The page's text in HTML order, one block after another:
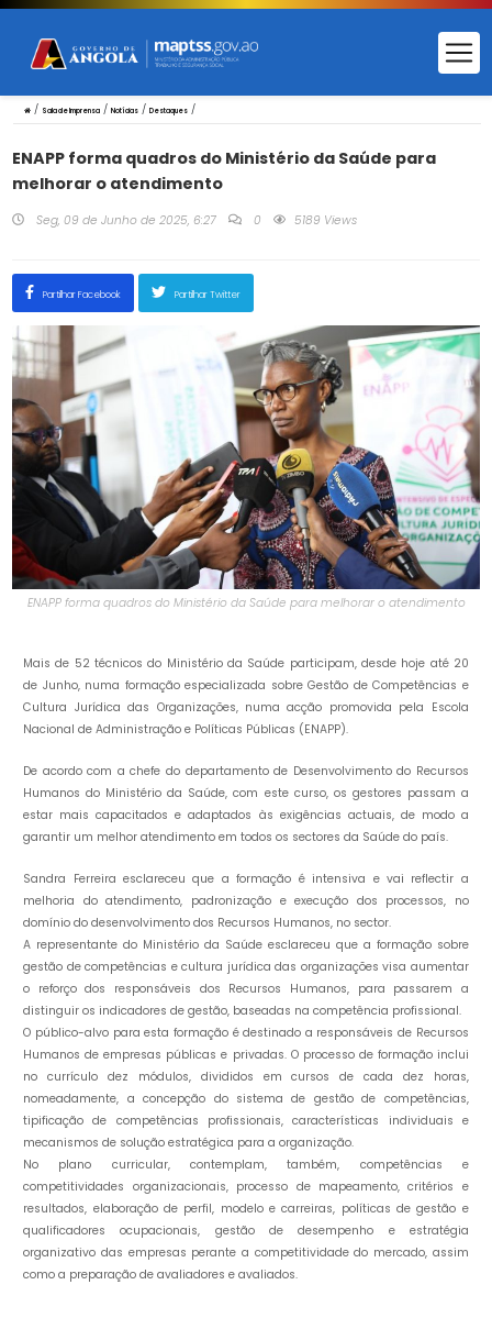
/ Sala de Imprensa/ Notícias/ Destaques/
ENAPP forma quadros do Ministério da Saúde para
melhorar o atendimento
Seg, 09 de Junho de 2025, 6:27 0 5189 Views
Partilhar Facebook Partilhar Twitter
ENAPP forma quadros do Ministério da Saúde para melhorar o atendimento
Mais de 52 técnicos do Ministério da Saúde participam, desde hoje até 20
de Junho, numa formação especializada sobre Gestão de Competências e
Cultura Jurídica das Organizações, numa acção promovida pela Escola
Nacional de Administração e Políticas Públicas (ENAPP).
De acordo com a chefe do departamento de Desenvolvimento do Recursos
Humanos do Ministério da Saúde, com este curso, os gestores passam a
estar mais capacitados e adaptados às exigências actuais, de modo a
garantir um melhor atendimento em todos os sectores da Saúde do país.
Sandra Ferreira esclareceu que a formação é intensiva e vai reflectir a
melhoria do atendimento, padronização e execução dos processos, no
domínio do desenvolvimento dos Recursos Humanos, no sector.
A representante do Ministério da Saúde esclareceu que a formação sobre
gestão de competências e cultura jurídica das organizações visa aumentar
o reforço dos responsáveis dos Recursos Humanos, para passarem a
distinguir os indicadores de gestão, baseadas na competência profissional.
O público-alvo para esta formação é destinado a responsáveis de Recursos
Humanos de empresas públicas e privadas. O processo de formação inclui
no currículo dez módulos, divididos em cursos de cada dez horas,
nomeadamente, a concepção do sistema de gestão de competências,
tipificação de competências profissionais, características individuais e
mecanismos de solução estratégica para a organização.
No plano curricular, contemplam, também, competências e
competitividades organizacionais, processo de mapeamento, critérios e
resultados, elaboração de perfil, modelo e carreiras, políticas de gestão e
qualificadores ocupacionais, gestão de desempenho e estratégia
organizativo das empresas perante a competitividade do mercado, assim
como a preparação de avaliadores e avaliados.